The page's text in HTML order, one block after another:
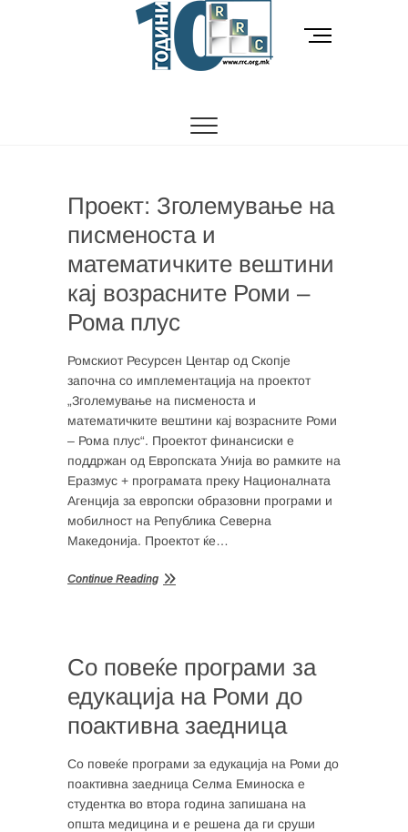
Центар
M
n
Проект: Зголемување на
писменоста и
математичките вештини
кај возрасните Роми –
Рома плус
Ромскиот Ресурсен Центар од Скопје
започна со имплементација на проектот
„Зголемување на писменоста и
математичките вештини кај возрасните Роми
– Рома плус“. Проектот финансиски е
поддржан од Европската Унија во рамките на
Еразмус + програмата преку Националната
Агенција за европски образовни програми и
мобилност на Република Северна
Македонија. Проектот ќе…
Continue Reading
Со повеќе програми за
едукација на Роми до
поактивна заедница
Со повеќе програми за едукација на Роми до
поактивна заедница Селма Еминоска е
студентка во втора година запишана на
општа медицина и е решена да ги сруши